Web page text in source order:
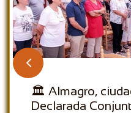

🏛️ Almagro,
Declarada